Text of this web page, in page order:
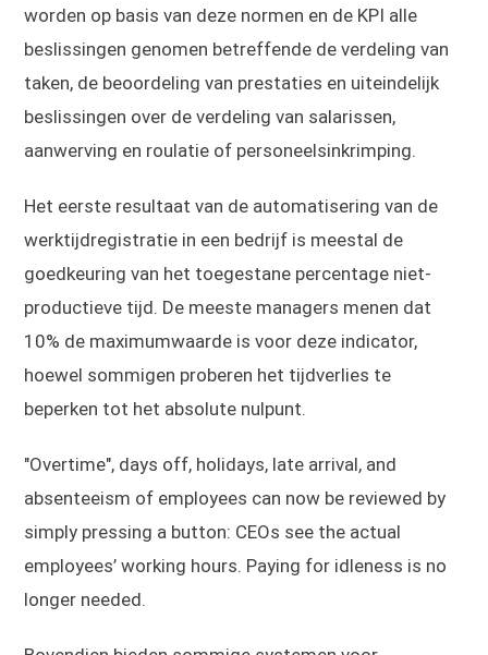
worden op basis van deze normen en de KPI alle
beslissingen genomen betreffende de verdeling van
taken, de beoordeling van prestaties en uiteindelijk
beslissingen over de verdeling van salarissen,
aanwerving en roulatie of personeelsinkrimping.
Het eerste resultaat van de automatisering van de
werktijdregistratie in een bedrijf is meestal de
goedkeuring van het toegestane percentage niet-
productieve tijd. De meeste managers menen dat
10% de maximumwaarde is voor deze indicator,
hoewel sommigen proberen het tijdverlies te
beperken tot het absolute nulpunt.
"Overtime", days off, holidays, late arrival, and
absenteeism of employees can now be reviewed by
simply pressing a button: CEOs see the actual
employees’ working hours. Paying for idleness is no
longer needed.